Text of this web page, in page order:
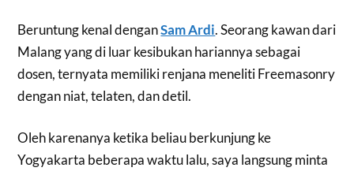
Beruntung kenal denganSam Ardi. Seorang kawan dari
Malang yang di luar kesibukan hariannya sebagai
dosen, ternyata memiliki renjana meneliti Freemasonry
dengan niat, telaten, dan detil.
Oleh karenanya ketika beliau berkunjung ke
Yogyakarta beberapa waktu lalu, saya langsung minta